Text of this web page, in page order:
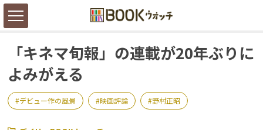
「キネマ旬報」の連載が20年ぶりに
よみがえる
デビュー作の風景 映画評論 野村正昭